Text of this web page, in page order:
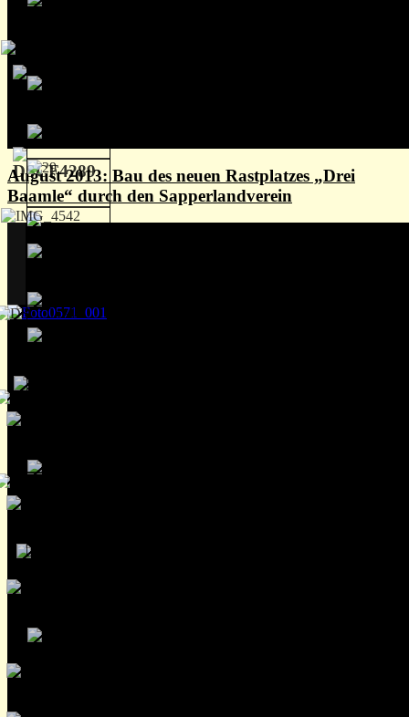
August 2013: Bau des neuen Rastplatzes „Drei
Baamle“ durch den Sapperlandverein